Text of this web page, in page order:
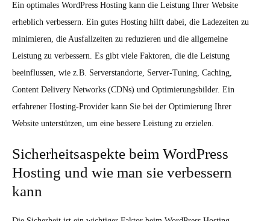
Ein optimales WordPress Hosting kann die Leistung Ihrer Website
erheblich verbessern. Ein gutes Hosting hilft dabei, die Ladezeiten zu
minimieren, die Ausfallzeiten zu reduzieren und die allgemeine
Leistung zu verbessern. Es gibt viele Faktoren, die die Leistung
beeinflussen, wie z.B. Serverstandorte, Server-Tuning, Caching,
Content Delivery Networks (CDNs) und Optimierungsbilder. Ein
erfahrener Hosting-Provider kann Sie bei der Optimierung Ihrer
Website unterstützen, um eine bessere Leistung zu erzielen.
Sicherheitsaspekte beim WordPress
Hosting und wie man sie verbessern
kann